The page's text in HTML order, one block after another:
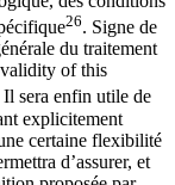
26. Signe de
du traitement
validity of this
Il sera enfin utile de
explicitement
certaine flexibilité
d’assurer, et